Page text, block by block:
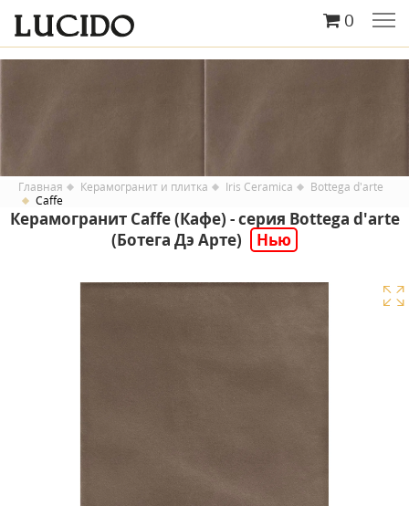
0
Главная Керамогранит и плитка Iris Ceramica
Bottega d'arte
Caffe
Керамогранит Caffe (Кафе) - серия Bottega d'arte
(Ботега Дэ Арте)
Нью